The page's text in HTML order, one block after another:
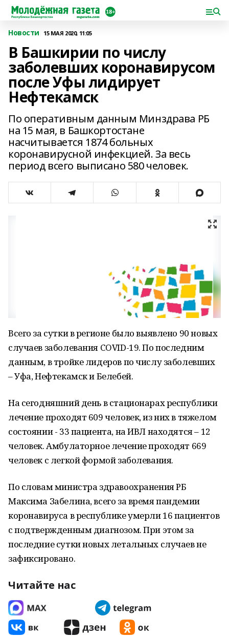
Новости 15 МАЯ 2020, 11:05
В Башкирии по числу
заболевших коронавирусом
после Уфы лидирует
Нефтекамск
По оперативным данным Минздрава РБ
на 15 мая, в Башкортостане
насчитывается 1874 больных
коронавирусной инфекцией. За весь
период всего выписано 580 человек.
Всего за сутки в регионе было выявлено 90 новых
случаев заболевания COVID-19. По последним
данным, в тройке лидеров по числу заболевших
– Уфа, Нефтекамск и Белебей.
На сегодняшний день в стационарах республики
лечение проходят 609 человек, из них в тяжелом
состоянии - 33 пациента, на ИВЛ находятся – 12
человек. Амбулаторное лечение проходят 669
человек с легкой формой заболевания.
По словам министра здравоохранения РБ
Максима Забелина, всего за время пандемии
коронавируса в республике умерли 16 пациентов
с подтвержденным диагнозом. При этом за
последние сутки новых летальных случаев не
зафиксировано.
Читайте нас